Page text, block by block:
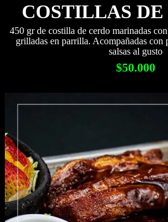
COSTILLAS DE
450 gr de costilla de cerdo marinadas
grilladas en parrilla. Acompañadas con
salsas al gusto
$50.000